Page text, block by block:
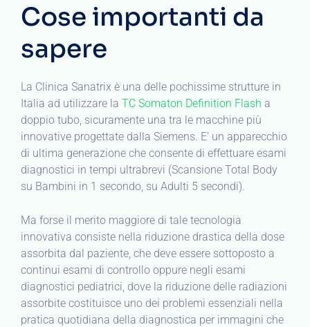
Cose importanti da
sapere
La Clinica Sanatrix è una delle pochissime strutture in
Italia ad utilizzare la TC Somaton Definition Flash a
doppio tubo, sicuramente una tra le macchine più
innovative progettate dalla Siemens. E’ un apparecchio
di ultima generazione che consente di effettuare esami
diagnostici in tempi ultrabrevi (Scansione Total Body
su Bambini in 1 secondo, su Adulti 5 secondi).
Ma forse il merito maggiore di tale tecnologia
innovativa consiste nella riduzione drastica della dose
assorbita dal paziente, che deve essere sottoposto a
continui esami di controllo oppure negli esami
diagnostici pediatrici, dove la riduzione delle radiazioni
assorbite costituisce uno dei problemi essenziali nella
pratica quotidiana della diagnostica per immagini che